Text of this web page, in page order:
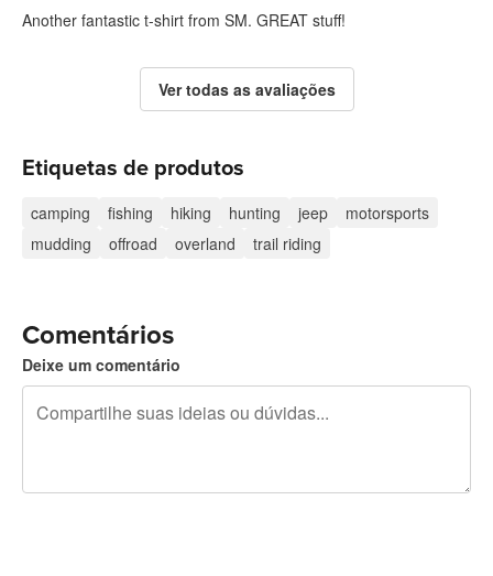
Another fantastic t-shirt from SM. GREAT stuff!
Ver todas as avaliações
Etiquetas de produtos
camping fishing hiking hunting jeep
motorsports
mudding
offroad overland trail riding
Comentários
Deixe um comentário